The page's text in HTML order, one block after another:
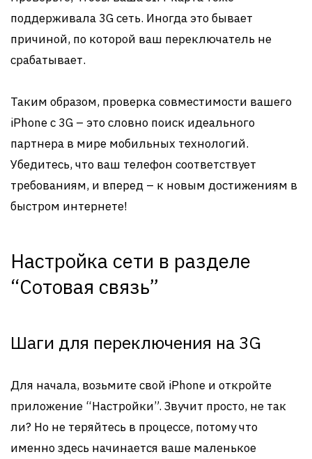
поддерживала 3G сеть. Иногда это бывает
причиной, по которой ваш переключатель не
срабатывает.
Таким образом, проверка совместимости вашего
iPhone с 3G – это словно поиск идеального
партнера в мире мобильных технологий.
Убедитесь, что ваш телефон соответствует
требованиям, и вперед – к новым достижениям в
быстром интернете!
Настройка сети в разделе
“Сотовая связь”
Шаги для переключения на 3G
Для начала, возьмите свой iPhone и откройте
приложение “Настройки”. Звучит просто, не так
ли? Но не теряйтесь в процессе, потому что
именно здесь начинается ваше маленькое